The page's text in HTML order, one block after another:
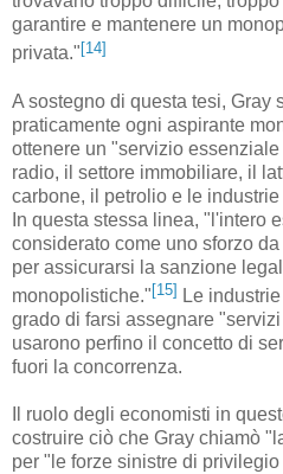
garantire e mantenere un
privata."[14]
A sostegno di questa tesi, Gray
praticamente ogni aspirante
ottenere un "servizio
radio, il settore immobiliare, il
carbone, il petrolio e le
In questa stessa linea, "l'intero
considerato come uno sforzo
per assicurarsi la sanzione
monopolistiche."[15] Le
grado di farsi assegnare
usarono perfino il concetto di
fuori la concorrenza.
Il ruolo degli economisti in
costruire ciò che Gray chiamò
per "le forze sinistre di